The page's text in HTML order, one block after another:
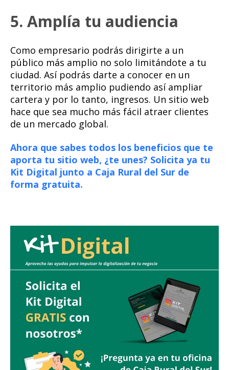
5. Amplía tu audiencia
Como empresario podrás dirigirte a un
público más amplio no solo limitándote a tu
ciudad. Así podrás darte a conocer en un
territorio más amplio pudiendo así ampliar
cartera y por lo tanto, ingresos. Un sitio web
hace que sea mucho más fácil atraer clientes
de un mercado global.
Ahora que sabes todos los beneficios que te
aporta tu sitio web, ¿te unes? Solicita ya tu
Kit Digital junto a Caja Rural del Sur de
forma gratuita.